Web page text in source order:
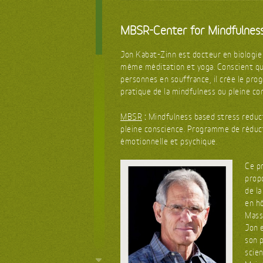
MBSR-Center for
Jon Kabat-Zinn est docteur en
même méditation et yoga. Conscient
personnes en souffrance, il crée le
pratique de la mindfulness ou pleine
MBSR : Mindfulness based stress
pleine conscience. Programme de
émotionnelle et psychique.
Ce
de
en
Jon
son